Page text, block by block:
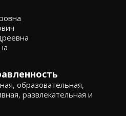
образовательная,
развлекательная и